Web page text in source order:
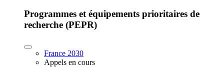
Programmes et équipements prioritaires de
recherche (PEPR)
France 2030
Appels en cours